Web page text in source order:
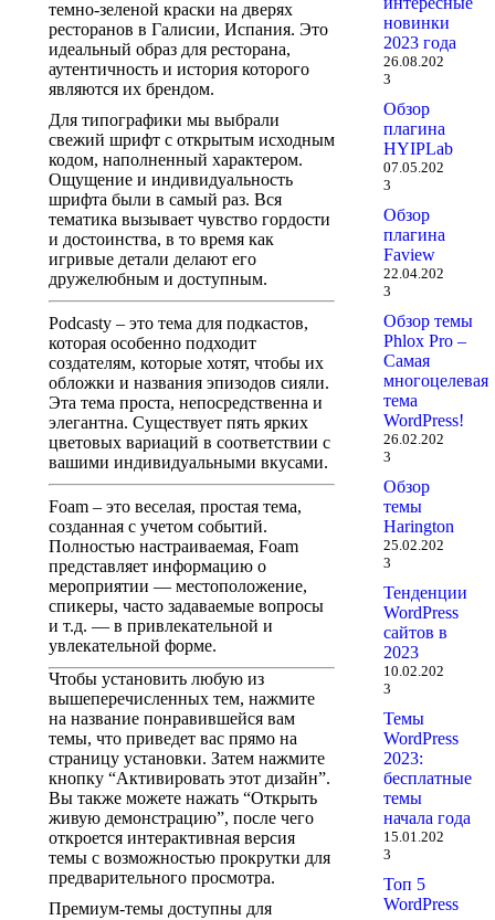
темно-зеленой краски на дверях
ресторанов в Галисии, Испания. Это
идеальный образ для ресторана,
аутентичность и история которого
являются их брендом.
Для типографики мы выбрали
свежий шрифт с открытым исходным
кодом, наполненный характером.
Ощущение и индивидуальность
шрифта были в самый раз. Вся
тематика вызывает чувство гордости
и достоинства, в то время как
игривые детали делают его
дружелюбным и доступным.
Podcasty – это тема для подкастов,
которая особенно подходит
создателям, которые хотят, чтобы их
обложки и названия эпизодов сияли.
Эта тема проста, непосредственна и
элегантна. Существует пять ярких
цветовых вариаций в соответствии с
вашими индивидуальными вкусами.
Foam – это веселая, простая тема,
созданная с учетом событий.
Полностью настраиваемая, Foam
представляет информацию о
мероприятии — местоположение,
спикеры, часто задаваемые вопросы
и т.д. — в привлекательной и
увлекательной форме.
Чтобы установить любую из
вышеперечисленных тем, нажмите
на название понравившейся вам
темы, что приведет вас прямо на
страницу установки. Затем нажмите
кнопку “Активировать этот дизайн”.
Вы также можете нажать “Открыть
живую демонстрацию”, после чего
откроется интерактивная версия
темы с возможностью прокрутки для
предварительного просмотра.
Премиум-темы доступны для
новинки
2023 года
26.08.202
3
Обзор
плагина
HYIPLab
07.05.202
3
Обзор
плагина
Faview
22.04.202
3
Обзор темы
Phlox Pro –
Самая
многоцелевая
тема
WordPress!
26.02.202
3
Обзор
темы
Harington
25.02.202
3
Тенденции
WordPress
сайтов в
2023
10.02.202
3
Темы
WordPress
2023:
бесплатные
темы
начала года
15.01.202
3
Топ 5
WordPress